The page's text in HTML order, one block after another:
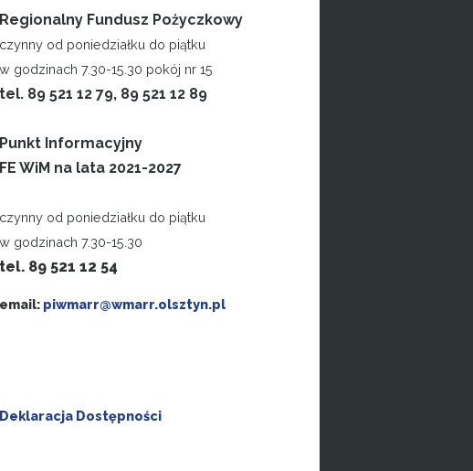
Regionalny Fundusz Pożyczkowy
czynny od poniedziałku do piątku
w godzinach 7.30-15.30 pokój nr 15
tel. 89 521 12 79, 89 521 12 89
Punkt Informacyjny
FE WiM na lata 2021-2027
czynny od poniedziałku do piątku
w godzinach 7.30-15.30
tel. 89 521 12 54
email: piwmarr@wmarr.olsztyn.pl
Deklaracja Dostępności